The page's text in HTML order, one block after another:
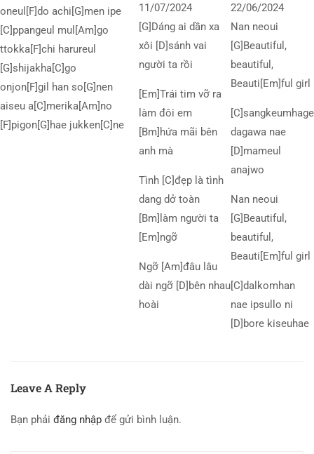
oneul[F]do achi[G]men ipe
[C]ppangeul mul[Am]go
ttokka[F]chi harureul
[G]shijakha[C]go
onjon[F]gil han so[G]nen
aiseu a[C]merika[Am]no
[F]pigon[G]hae jukken[C]ne
11/07/2024
[G]Dáng ai dần xa
xôi [D]sánh vai
người ta rồi
[Em]Trái tim vỡ ra
làm đôi em
[Bm]hứa mãi bên
anh mà
Tình [C]đẹp là tình
dang dở toàn
[Bm]làm người ta
[Em]ngỡ
Ngỡ [Am]đâu lâu
dài ngỡ [D]bên nhau
hoài
22/06/2024
Nan neoui
[G]Beautiful,
beautiful,
Beauti[Em]ful girl
[C]sangkeumhage
dagawa nae
[D]mameul
anajwo
Nan neoui
[G]Beautiful,
beautiful,
Beauti[Em]ful girl
[C]dalkomhan
nae ipsullo ni
[D]bore kiseuhae
Leave A Reply
Bạn phải đăng nhập để gửi bình luận.